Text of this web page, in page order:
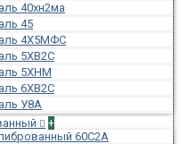
40хн2ма
45
4Х5МФС
5ХВ2С
5ХНМ
6ХВ2С
У8А
+
60С2А